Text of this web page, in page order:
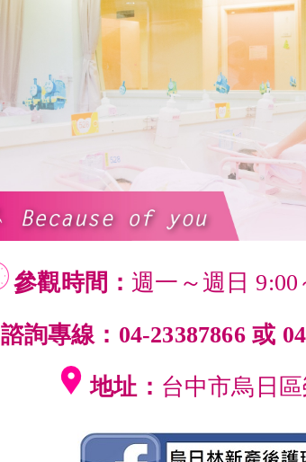
參觀時間：週一～週日
諮詢專線： 04-23387866 或
地址： 台中市烏日